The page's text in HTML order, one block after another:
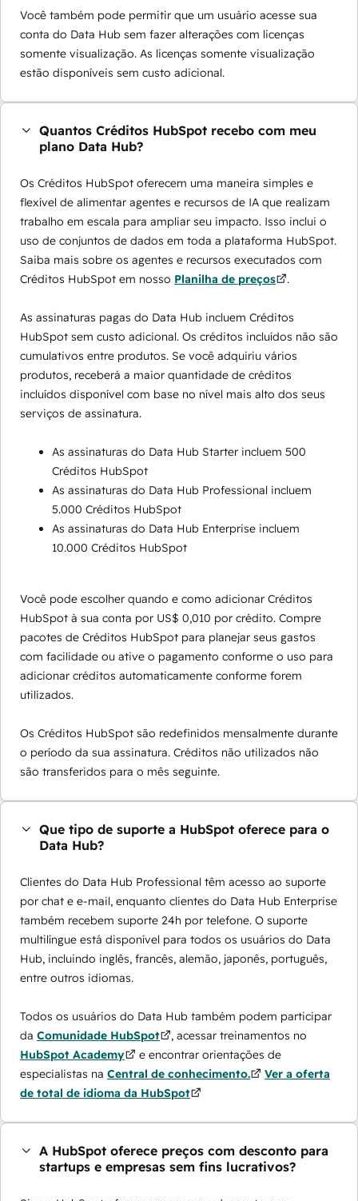
Você também pode permitir que um usuário acesse sua
conta do Data Hub sem fazer alterações com licenças
somente visualização. As licenças somente visualização
estão disponíveis sem custo adicional.
Quantos Créditos HubSpot recebo com meu
plano Data Hub?
Os Créditos HubSpot oferecem uma maneira simples e
flexível de alimentar agentes e recursos de IA que realizam
trabalho em escala para ampliar seu impacto. Isso inclui o
uso de conjuntos de dados em toda a plataforma HubSpot.
Saiba mais sobre os agentes e recursos executados com
Créditos HubSpot em nosso Planilha de preços .
As assinaturas pagas do Data Hub incluem Créditos
HubSpot sem custo adicional. Os créditos incluídos não são
cumulativos entre produtos. Se você adquiriu vários
produtos, receberá a maior quantidade de créditos
incluídos disponível com base no nível mais alto dos seus
serviços de assinatura.
As assinaturas do Data Hub Starter incluem 500
Créditos HubSpot
As assinaturas do Data Hub Professional incluem
5.000 Créditos HubSpot
As assinaturas do Data Hub Enterprise incluem
10.000 Créditos HubSpot
Você pode escolher quando e como adicionar Créditos
HubSpot à sua conta por US$ 0,010 por crédito. Compre
pacotes de Créditos HubSpot para planejar seus gastos
com facilidade ou ative o pagamento conforme o uso para
adicionar créditos automaticamente conforme forem
utilizados.
Os Créditos HubSpot são redefinidos mensalmente durante
o período da sua assinatura. Créditos não utilizados não
são transferidos para o mês seguinte.
Que tipo de suporte a HubSpot oferece para o
Data Hub?
Clientes do Data Hub Professional têm acesso ao suporte
por chat e e-mail, enquanto clientes do Data Hub Enterprise
também recebem suporte 24h por telefone. O suporte
multilíngue está disponível para todos os usuários do Data
Hub, incluindo inglês, francês, alemão, japonês, português,
entre outros idiomas.
Todos os usuários do Data Hub também podem participar
da Comunidade HubSpot
, acessar treinamentos no
HubSpot Academy
e encontrar orientações de
especialistas na Central de conhecimento.
Ver a oferta
de total de idioma da HubSpot
A HubSpot oferece preços com desconto para
startups e empresas sem fins lucrativos?